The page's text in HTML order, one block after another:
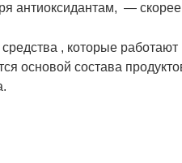
антиоксидантам, — скорее
, которые
основой состава